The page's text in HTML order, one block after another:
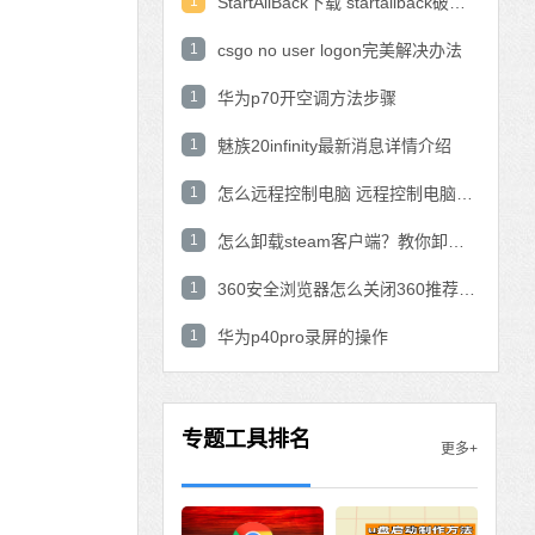
1 csgo no user logon完美解决办法
1 华为p70开空调方法步骤
1 魅族20infinity最新消息详情介绍
1
1
1
1 华为p40pro录屏的操作
专题工具排名 更多+